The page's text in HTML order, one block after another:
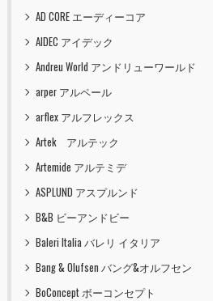
AD CORE エーディーコア
AIDEC アイデック
Andreu World アンドリューワールド
arper アルペール
arflex アルフレックス
Artek アルテック
Artemide アルテミデ
ASPLUND アスプルンド
B&B ビーアンドビー
Baleri Italia バレリ イタリア
Bang & Olufsen バング&オルフセン
BoConcept ボーコンセプト